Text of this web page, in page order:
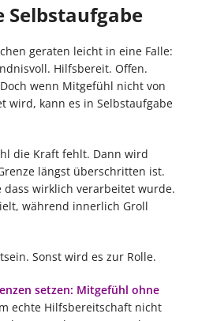
geraten leicht in eine Falle:
Hilfsbereit. Offen.
wenn Mitgefühl nicht von
wird, kann es in Selbstaufgabe
die Kraft fehlt. Dann wird
längst überschritten ist.
dass wirklich verarbeitet wurde.
während innerlich Groll
Sonst wird es zur Rolle.
setzen: Mitgefühl ohne
echte Hilfsbereitschaft nicht